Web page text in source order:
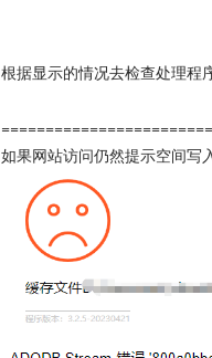
根据显示的情况去检查处理程
如果网站访问仍然提示空间写